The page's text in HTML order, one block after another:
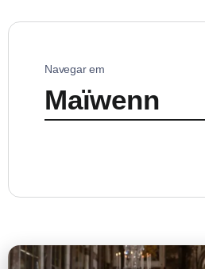
Navegar em
Maïwenn